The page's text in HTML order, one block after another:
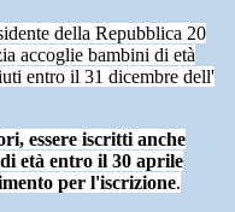
della Repubblica 20
accoglie bambini di età
entro il 31 dicembre dell'
essere iscritti anche
età entro il 30 aprile
per l'iscrizione.